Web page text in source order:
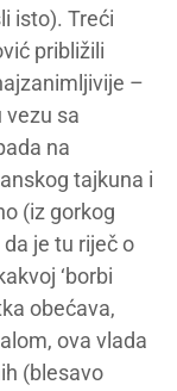
isto). Treći
približili
–
vezu sa
na
tajkuna i
(iz gorkog
je tu riječ o
‘borbi
obećava,
ova vlada
(blesavo